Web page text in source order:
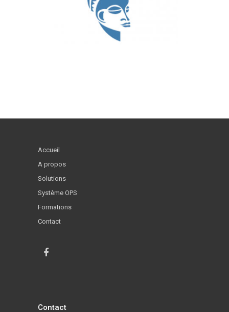
Accueil
A propos
Solutions
Système OPS
Formations
Contact
Contact